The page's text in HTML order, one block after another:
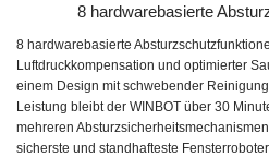
8 hardwarebasierte
8 hardwarebasierte
Luftdruckkompensation und optimierter
einem Design mit schwebender
Leistung bleibt der WINBOT über 30
mehreren
sicherste und standhafteste